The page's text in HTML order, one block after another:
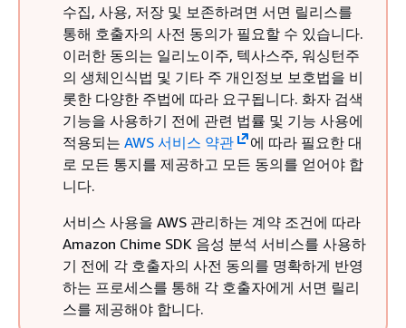
수집, 사용, 저장 및 보존하려면 서면 릴리스를
통해 호출자의 사전 동의가 필요할 수 있습니다.
이러한 동의는 일리노이주, 텍사스주, 워싱턴주
의 생체인식법 및 기타 주 개인정보 보호법을 비
롯한 다양한 주법에 따라 요구됩니다. 화자 검색
기능을 사용하기 전에 관련 법률 및 기능 사용에
적용되는 AWS 서비스 약관
에 따라 필요한 대
로 모든 통지를 제공하고 모든 동의를 얻어야 합
니다.
서비스 사용을 AWS 관리하는 계약 조건에 따라
Amazon Chime SDK 음성 분석 서비스를 사용하
기 전에 각 호출자의 사전 동의를 명확하게 반영
하는 프로세스를 통해 각 호출자에게 서면 릴리
스를 제공해야 합니다.